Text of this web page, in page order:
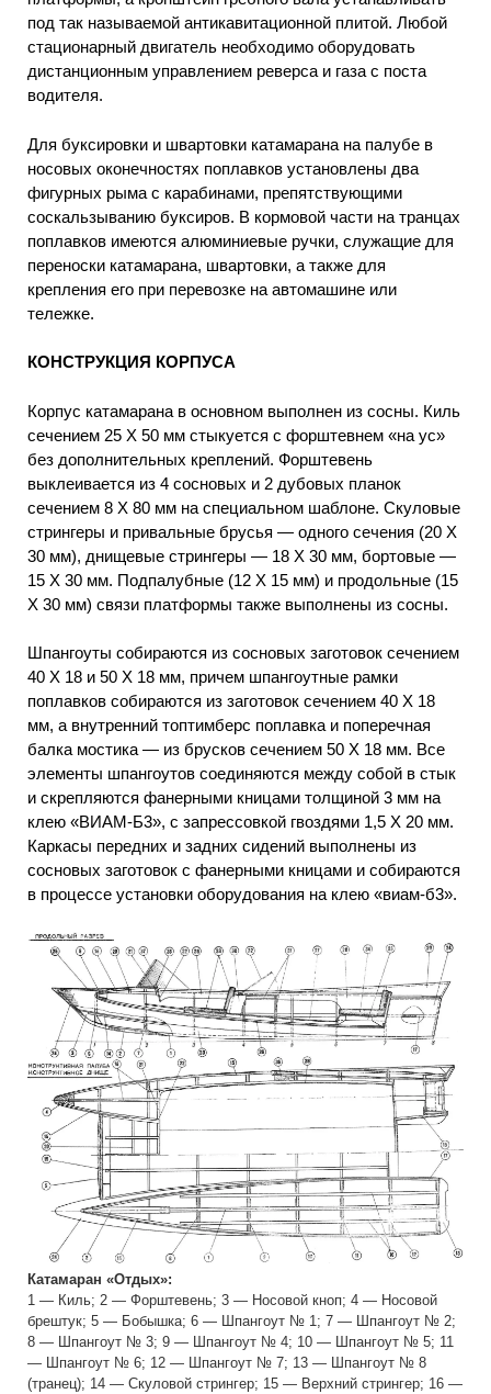
под так называемой антикавитационной плитой. Любой
стационарный двигатель необходимо оборудовать
дистанционным управлением реверса и газа с поста
водителя.
Для буксировки и швартовки катамарана на палубе в
носовых оконечностях поплавков установлены два
фигурных рыма с карабинами, препятствующими
соскальзыванию буксиров. В кормовой части на транцах
поплавков имеются алюминиевые ручки, служащие для
переноски катамарана, швартовки, а также для
крепления его при перевозке на автомашине или
тележке.
КОНСТРУКЦИЯ КОРПУСА
Корпус катамарана в основном выполнен из сосны. Киль
сечением 25 X 50 мм стыкуется с форштевнем «на ус»
без дополнительных креплений. Форштевень
выклеивается из 4 сосновых и 2 дубовых планок
сечением 8 X 80 мм на специальном шаблоне. Скуловые
стрингеры и привальные брусья — одного сечения (20 X
30 мм), днищевые стрингеры — 18 X 30 мм, бортовые —
15 X 30 мм. Подпалубные (12 X 15 мм) и продольные (15
X 30 мм) связи платформы также выполнены из сосны.
Шпангоуты собираются из сосновых заготовок сечением
40 X 18 и 50 X 18 мм, причем шпангоутные рамки
поплавков собираются из заготовок сечением 40 X 18
мм, а внутренний топтимберс поплавка и поперечная
балка мостика — из брусков сечением 50 X 18 мм. Все
элементы шпангоутов соединяются между собой в стык
и скрепляются фанерными кницами толщиной 3 мм на
клею «ВИАМ-Б3», с запрессовкой гвоздями 1,5 X 20 мм.
Каркасы передних и задних сидений выполнены из
сосновых заготовок с фанерными кницами и собираются
в процессе установки оборудования на клею «виам-б3».
Катамаран «Отдых»:
1 — Киль; 2 — Форштевень; 3 — Носовой кноп; 4 — Носовой
брештук; 5 — Бобышка; 6 — Шпангоут № 1; 7 — Шпангоут № 2;
8 — Шпангоут № 3; 9 — Шпангоут № 4; 10 — Шпангоут № 5; 11
— Шпангоут № 6; 12 — Шпангоут № 7; 13 — Шпангоут № 8
(транец); 14 — Скуловой стрингер; 15 — Верхний стрингер; 16 —